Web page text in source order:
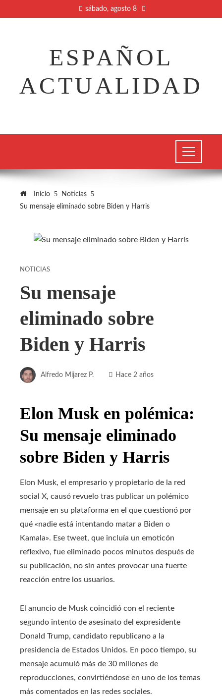
sábado, agosto 8
ESPAÑOL
ACTUALIDAD
Inicio
Noticias
Su mensaje eliminado sobre Biden y Harris
NOTICIAS
Su mensaje
eliminado sobre
Biden y Harris
Alfredo Mijarez P. Hace 2 años
Elon Musk en polémica:
Su mensaje eliminado
sobre Biden y Harris
Elon Musk, el empresario y propietario de la red
social X, causó revuelo tras publicar un polémico
mensaje en su plataforma en el que cuestionó por
qué «nadie está intentando matar a Biden o
Kamala». Ese tweet, que incluía un emoticón
reflexivo, fue eliminado pocos minutos después de
su publicación, no sin antes provocar una fuerte
reacción entre los usuarios.
El anuncio de Musk coincidió con el reciente
segundo intento de asesinato del expresidente
Donald Trump, candidato republicano a la
presidencia de Estados Unidos. En poco tiempo, su
mensaje acumuló más de 30 millones de
reproducciones, convirtiéndose en uno de los temas
más comentados en las redes sociales.